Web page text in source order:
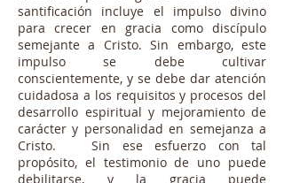
santificación incluye el impulso divino
para crecer en gracia como discípulo
semejante a Cristo. Sin embargo, este
impulso se debe cultivar
conscientemente, y se debe dar atención
cuidadosa a los requisitos y procesos del
desarrollo espiritual y mejoramiento de
carácter y personalidad en semejanza a
Cristo. Sin ese esfuerzo con tal
propósito, el testimonio de uno puede
debilitarse, y la gracia puede